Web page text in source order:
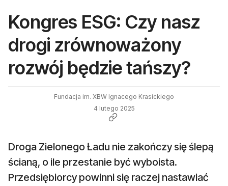
Kongres ESG: Czy nasz
drogi zrównoważony
rozwój będzie tańszy?
Fundacja im. XBW Ignacego Krasickiego
4 lutego 2025
Droga Zielonego Ładu nie zakończy się ślepą
ścianą, o ile przestanie być wyboista.
Przedsiębiorcy powinni się raczej nastawiać